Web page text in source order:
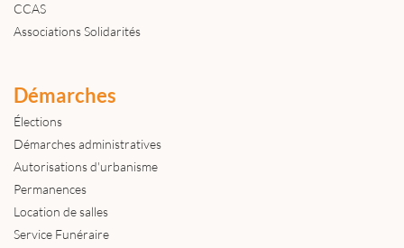
CCAS
Associations Solidarités
Démarches
Élections
Démarches administratives
Autorisations d'urbanisme
Permanences
Location de salles
Service Funéraire